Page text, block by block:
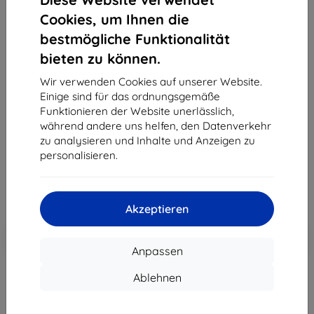
Cookies, um Ihnen die
bestmögliche Funktionalität
bieten zu können.
Wir verwenden Cookies auf unserer Website.
Einige sind für das ordnungsgemäße
Funktionieren der Website unerlässlich,
während andere uns helfen, den Datenverkehr
zu analysieren und Inhalte und Anzeigen zu
personalisieren.
Akzeptieren
Anpassen
Ablehnen
3MK Foil 1UP Samsung N981 Note 20 5G Gaming-
Folie, 3 Stück
Geeignet für: Samsung Galaxy Note 20
Produktbeschreibung
21,90 €
19,71 €
ohne MWSt
Rabatt mit Gutschein
In den